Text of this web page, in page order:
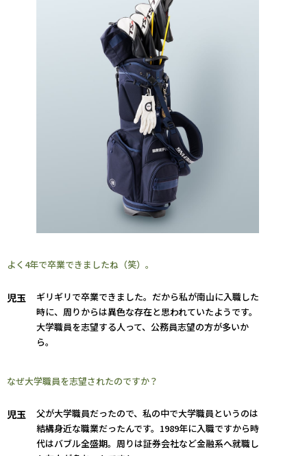
よく4年で卒業できましたね（笑）。
児玉
ギリギリで卒業できました。だから私が南山に入職した
時に、周りからは異色な存在と思われていたようです。
大学職員を志望する人って、公務員志望の方が多いか
ら。
なぜ大学職員を志望されたのですか？
児玉
父が大学職員だったので、私の中で大学職員というのは
結構身近な職業だったんです。1989年に入職ですから時
代はバブル全盛期。周りは証券会社など金融系へ就職し